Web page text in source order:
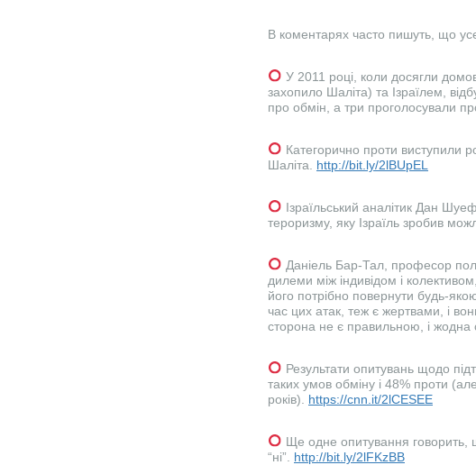
В коментарях часто пишуть, що
У 2011 році, коли досягли
захопило Шаліта) та Ізраїлем,
про обмін, а три проголосували
Категорично проти виступили
Шаліта. http://bit.ly/2lBUpEL
Ізраїльський аналітик Дан
тероризму, яку Ізраїль зробив
Даніель Бар-Тал, професор
дилеми між індивідом і
його потрібно повернути будь-
час цих атак, теж є жертвами, і
сторона не є правильною, і жодна
Результати опитувань щодо
таких умов обміну і 48% проти
років). https://cnn.it/2lCESEE
Ще одне опитування говорить,
“ні”. http://bit.ly/2lFKzBB